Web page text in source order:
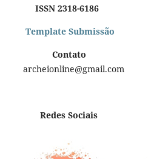
ISSN 2318-6186
Template Submissão
Contato
archeionline@gmail.com
Redes Sociais